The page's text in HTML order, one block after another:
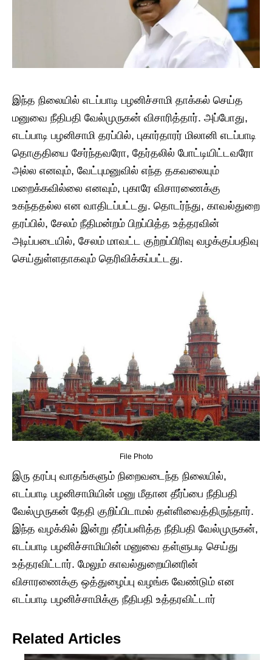
இந்த நிலையில் எடப்பாடி பழனிச்சாமி தாக்கல் செய்த
மனுவை நீதிபதி வேல்முருகன் விசாரித்தார். அப்போது,
எடப்பாடி பழனிசாமி தரப்பில், புகார்தாரர் மிலானி எடப்பாடி
தொகுதியை சேர்ந்தவரோ, தேர்தலில் போட்டியிட்டவரோ
அல்ல எனவும், வேட்புமனுவில் எந்த தகவலையும்
மறைக்கவில்லை எனவும், புகாரே விசாரணைக்கு
உகந்ததல்ல என வாதிடப்பட்டது. தொடர்ந்து, காவல்துறை
தரப்பில், சேலம் நீதிமன்றம் பிறப்பித்த உத்தரவின்
அடிப்படையில், சேலம் மாவட்ட குற்றப்பிரிவு வழக்குப்பதிவு
செய்துள்ளதாகவும் தெரிவிக்கப்பட்டது.
File Photo
இரு தரப்பு வாதங்களும் நிறைவடைந்த நிலையில்,
எடப்பாடி பழனிசாமியின் மனு மீதான தீர்ப்பை நீதிபதி
வேல்முருகன் தேதி குறிப்பிடாமல் தள்ளிவைத்திருந்தார்.
இந்த வழக்கில் இன்று தீர்ப்பளித்த நீதிபதி வேல்முருகன்,
எடப்பாடி பழனிச்சாமியின் மனுவை தள்ளுபடி செய்து
உத்தரவிட்டார். மேலும் காவல்துறையினரின்
விசாரணைக்கு ஒத்துழைப்பு வழங்க வேண்டும் என
எடப்பாடி பழனிச்சாமிக்கு நீதிபதி உத்தரவிட்டார்
Related Articles